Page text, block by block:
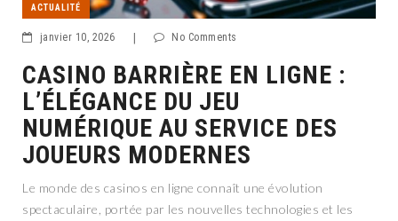
ACTUALITÉ
janvier 10, 2026 No Comments
CASINO BARRIÈRE EN LIGNE :
L’ÉLÉGANCE DU JEU
NUMÉRIQUE AU SERVICE DES
JOUEURS MODERNES
Le monde des casinos en ligne connaît une évolution
spectaculaire, portée par les nouvelles technologies et les